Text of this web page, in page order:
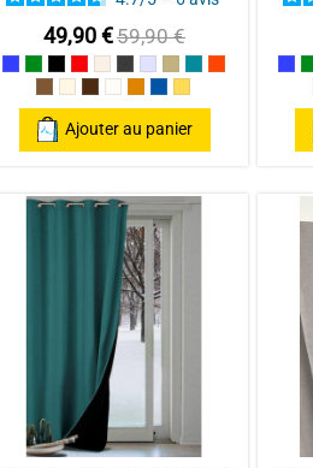
49,90 €59,90 €
BleuVertNoirRouge / Red
LinAnthracite/Dark Grey
PerleEcruBleu Canard
Terracotta
TaupeMasticChocolat
Naturel
Poterie
Pétrole
ocre
Ajouter au panier